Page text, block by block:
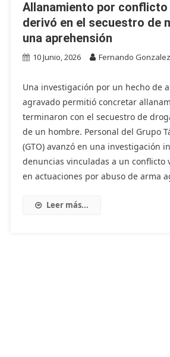
Allanamiento por conflicto
derivó en el secuestro de
una aprehensión
10 Junio, 2026 Fernando
Una investigación por un hecho de
agravado permitió concretar
terminaron con el secuestro de
de un hombre. Personal del Grupo
(GTO) avanzó en una investigación
denuncias vinculadas a un conflicto
en actuaciones por abuso de arma
Leer más...